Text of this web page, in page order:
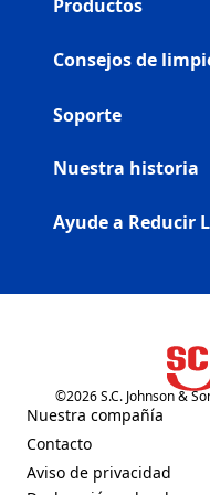
Productos
Consejos de
Soporte
Nuestra historia
Ayude a Reducir
©2026S.C. Johnson &
Nuestra compañía
(Opens in a new tab)
Contacto
(Opens in a new tab)
Aviso de privacidad
(Opens in a new tab)